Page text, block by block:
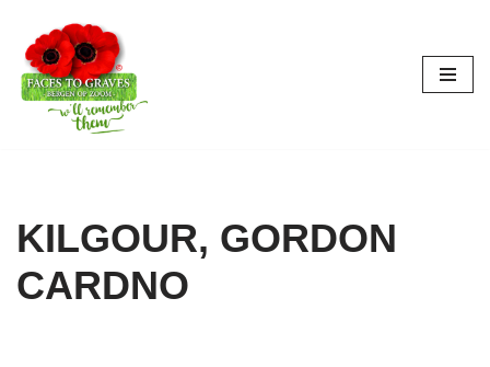
Ga
naar
KILGOUR, GORDON
CARDNO